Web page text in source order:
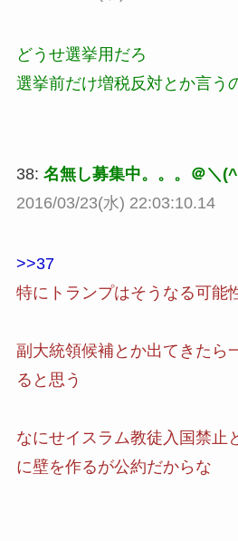
どうせ選挙用だろ
選挙前だけ増税反対とか言う
38: 名無し募集中。。。＠＼
2016/03/23(水) 22:03:10.14
>>37
特にトランプはそうなる可能
副大統領候補とか出てきたら
ると思う
なにせイスラム教徒入国禁止
に壁を作るが公約だからな